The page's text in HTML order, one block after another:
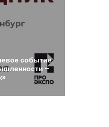
событие
–